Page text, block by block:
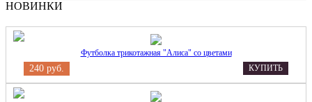
НОВИНКИ
Футболка трикотажная "Алиса" со цветами
240 руб. КУПИТЬ